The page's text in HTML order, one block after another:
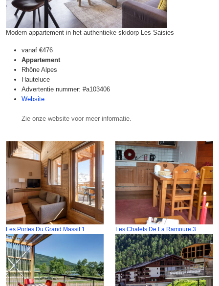
Modern appartement in het authentieke skidorp Les Saisies
vanaf €476
Appartement
Rhône Alpes
Hauteluce
Advertentie nummer: #a103406
Website
Zie onze website voor meer informatie.
Les Portes Du Grand Massif 1 Les Chalets De La Ramoure 3